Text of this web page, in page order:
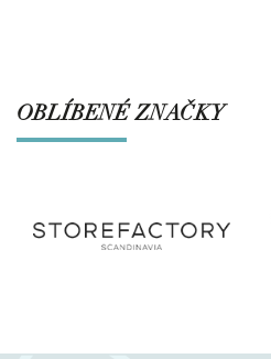
OBLÍBENÉ ZNAČKY